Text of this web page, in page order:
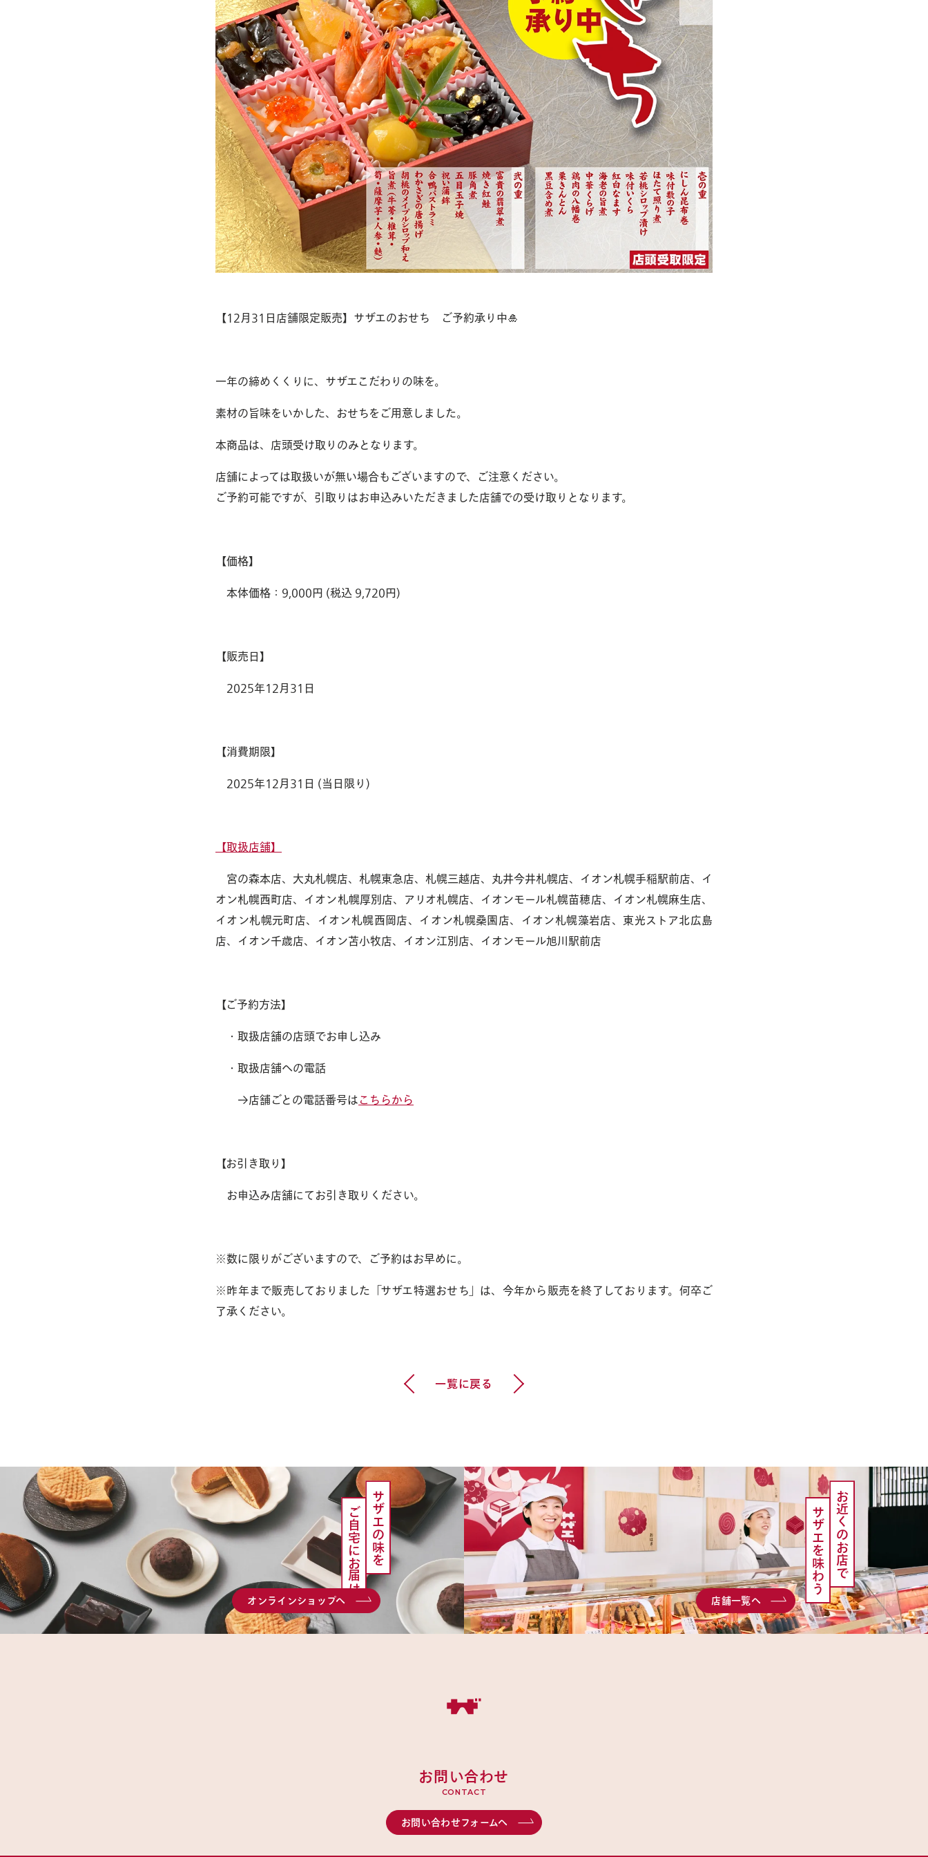
おはぎ・おむすびへのこだわり
サザエについて
【12月31日店舗限定販売】サザエのおせち ご予約承り中🎍
一年の締めくくりに、サザエこだわりの味を。
素材の旨味をいかした、おせちをご用意しました。
本商品は、店頭受け取りのみとなります。
店舗によっては取扱いが無い場合もございますので、ご注意ください。
ご予約可能ですが、引取りはお申込みいただきました店舗での受け取りとなります。
【価格】
本体価格：9,000円 (税込 9,720円)
【販売日】
2025年12月31日
【消費期限】
2025年12月31日 (当日限り)
【取扱店舗】
宮の森本店、大丸札幌店、札幌東急店、札幌三越店、丸井今井札幌店、イオン札幌手稲駅前店、イ
オン札幌西町店、イオン札幌厚別店、アリオ札幌店、イオンモール札幌苗穂店、イオン札幌麻生店、
イオン札幌元町店、イオン札幌西岡店、イオン札幌桑園店、イオン札幌藻岩店、東光ストア北広島
店、イオン千歳店、イオン苫小牧店、イオン江別店、イオンモール旭川駅前店
【ご予約方法】
・取扱店舗の店頭でお申し込み
・取扱店舗への電話
→店舗ごとの電話番号は こちらから
【お引き取り】
お申込み店舗にてお引き取りください。
※数に限りがございますので、ご予約はお早めに。
※昨年まで販売しておりました「サザエ特選おせち」は、今年から販売を終了しております。何卒ご
了承ください。
前の記事へ
一覧に戻る
サザエの味を
ご自宅にお届け
オンラインショップへ
お近くのお店で
サザエを味わう
店舗一覧へ
お問い合わせ
CONTACT
お問い合わせフォームへ